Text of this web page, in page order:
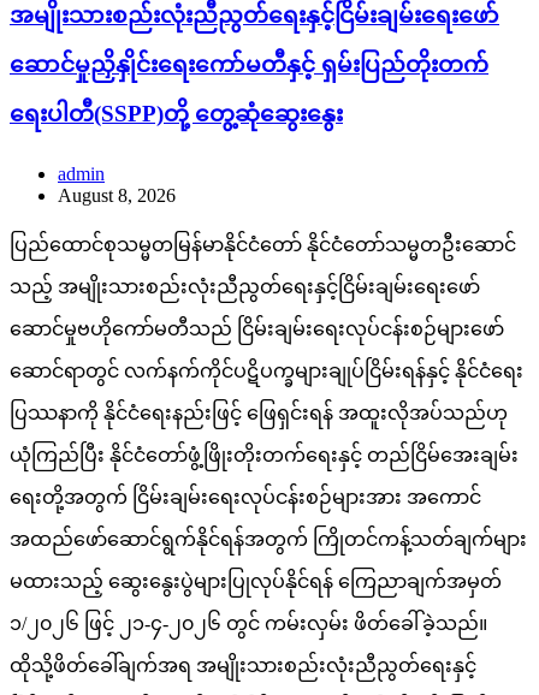
အမျိုးသားစည်းလုံးညီညွတ်ရေးနှင့်ငြိမ်းချမ်းရေးဖော်
ဆောင်မှုညှိနှိုင်းရေးကော်မတီနှင့် ရှမ်းပြည်တိုးတက်
ရေးပါတီ(SSPP)တို့ တွေ့ဆုံဆွေးနွေး
admin
August 8, 2026
ပြည်ထောင်စုသမ္မတမြန်မာနိုင်ငံတော် နိုင်ငံတော်သမ္မတဦးဆောင်
သည့် အမျိုးသားစည်းလုံးညီညွတ်ရေးနှင့်ငြိမ်းချမ်းရေးဖော်
ဆောင်မှုဗဟိုကော်မတီသည် ငြိမ်းချမ်းရေးလုပ်ငန်းစဉ်များဖော်
ဆောင်ရာတွင် လက်နက်ကိုင်ပဋိပက္ခများချုပ်ငြိမ်းရန်နှင့် နိုင်ငံရေး
ပြဿနာကို နိုင်ငံရေးနည်းဖြင့် ဖြေရှင်းရန် အထူးလိုအပ်သည်ဟု
ယုံကြည်ပြီး နိုင်ငံတော်ဖွံ့ဖြိုးတိုးတက်ရေးနှင့် တည်ငြိမ်အေးချမ်း
ရေးတို့အတွက် ငြိမ်းချမ်းရေးလုပ်ငန်းစဉ်များအား အကောင်
အထည်ဖော်ဆောင်ရွက်နိုင်ရန်အတွက် ကြိုတင်ကန့်သတ်ချက်များ
မထားသည့် ဆွေးနွေးပွဲများပြုလုပ်နိုင်ရန် ကြေညာချက်အမှတ်
၁/၂၀၂၆ ဖြင့် ၂၁-၄-၂၀၂၆ တွင် ကမ်းလှမ်း ဖိတ်ခေါ်ခဲ့သည်။
ထိုသို့ဖိတ်ခေါ်ချက်အရ အမျိုးသားစည်းလုံးညီညွတ်ရေးနှင့်